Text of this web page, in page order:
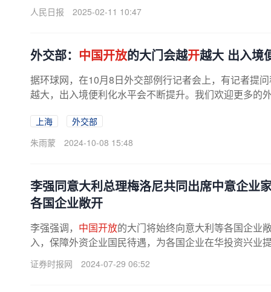
人民日报
2025-02-11 10:47
外交部： 中国开放的大门会越开越大 出入境
据环球网，在10月8日外交部例行记者会上，有记者提
越大，出入境便利化水平会不断提升。我们欢迎更多的
上海
外交部
朱雨蒙
2024-10-08 15:48
李强同意大利总理梅洛尼共同出席中意企业
各国企业敞开
李强强调， 中国开放的大门将始终向意大利等各国企业
入，保障外资企业国民待遇，为各国企业在华投资兴业
证券时报网 2024-07-29 06:52